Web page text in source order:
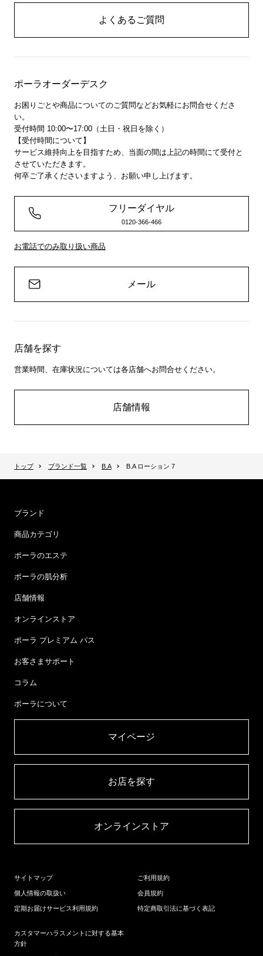
よくあるご質問
ポーラオーダーデスク
お困りごとや商品についてのご質問などお気軽にお問合せくださ
い。
受付時間 10:00〜17:00（土日・祝日を除く）
【受付時間について】
サービス維持向上を目指すため、当面の間は上記の時間にて受付と
させていただきます。
何卒ご了承くださいますよう、お願い申し上げます。
フリーダイヤル
0120-366-466
お電話でのみ取り扱い商品
メール
店舗を探す
営業時間、在庫状況については各店舗へお問合せください。
店舗情報
トップ ブランド一覧 B.A B.A ローション 7
ブランド
商品カテゴリ
ポーラのエステ
ポーラの肌分析
店舗情報
オンラインストア
ポーラ プレミアム パス
お客さまサポート
コラム
ポーラについて
マイページ​
お店を探す​
オンラインストア​
サイトマップ
個人情報の取扱い
定期お届けサービス利用規約
ご利用規約
会員規約
特定商取引法に基づく表記
カスタマーハラスメントに対する基本
方針